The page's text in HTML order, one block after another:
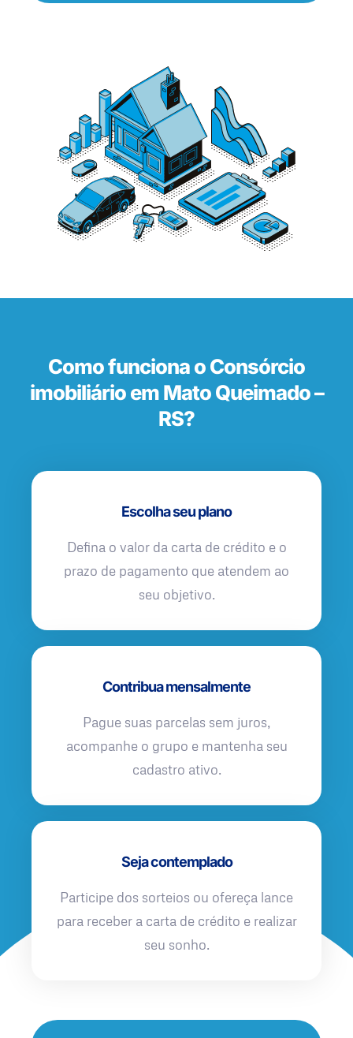
Como funciona o Consórcio
imobiliário em Mato Queimado –
RS?
Escolha seu plano
Defina o valor da carta de crédito e o
prazo de pagamento que atendem ao
seu objetivo.
Contribua mensalmente
Pague suas parcelas sem juros,
acompanhe o grupo e mantenha seu
cadastro ativo.
Seja contemplado
Participe dos sorteios ou ofereça lance
para receber a carta de crédito e realizar
seu sonho.